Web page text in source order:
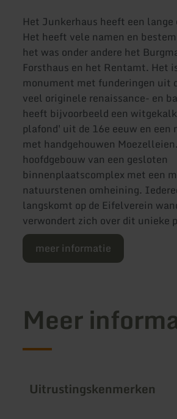
Het Junkerhaus heeft een lange
Het heeft vele namen en
het was onder andere het
Forsthaus en het Rentamt. Het
monument met funderingen uit
veel originele renaissance- en
heeft bijvoorbeeld een
plafond' uit de 16e eeuw en een
met handgehouwen
hoofdgebouw van een gesloten
binnenplaatscomplex met een
natuurstenen omheining.
langskomt op de Eifelverein
verwondert zich over dit unieke
meer informatie
Meer
Uitrustingskenmerken